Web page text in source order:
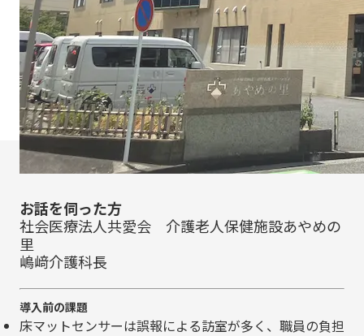
お話を伺った方
社会医療法人共愛会 介護老人保健施設あやめの
里
嶋﨑介護科長
導入前の課題
床マットセンサーは誤報による訪室が多く、職員の負担